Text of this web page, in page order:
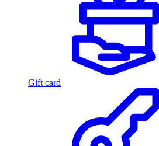
Gift card